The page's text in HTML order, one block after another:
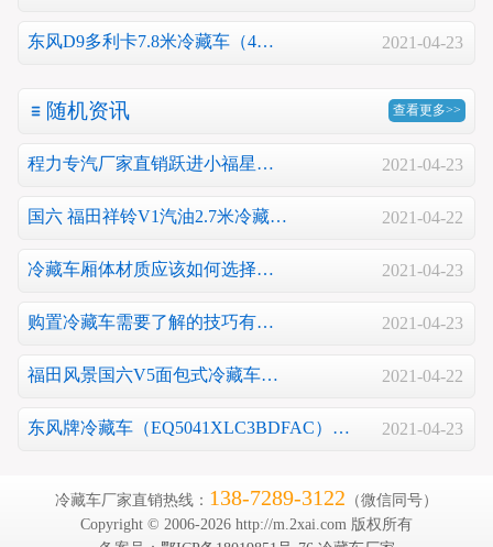
东风D9多利卡7.8米冷藏车（4… 2021-04-23
随机资讯 查看更多>>
程力专汽厂家直销跃进小福星… 2021-04-23
国六 福田祥铃V1汽油2.7米冷藏… 2021-04-22
冷藏车厢体材质应该如何选择… 2021-04-23
购置冷藏车需要了解的技巧有… 2021-04-23
福田风景国六V5面包式冷藏车… 2021-04-22
东风牌冷藏车（EQ5041XLC3BDFAC）… 2021-04-23
冷藏车厂家直销热线： 138-7289-3122 （微信同号）
Copyright © 2006-2026 http://m.2xai.com 版权所有